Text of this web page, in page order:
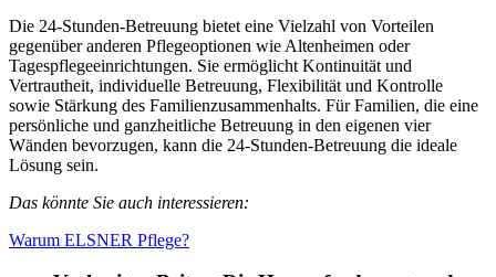
Die 24-Stunden-Betreuung bietet eine Vielzahl von Vorteilen
gegenüber anderen Pflegeoptionen wie Altenheimen oder
Tagespflegeeinrichtungen. Sie ermöglicht Kontinuität und
Vertrautheit, individuelle Betreuung, Flexibilität und Kontrolle
sowie Stärkung des Familienzusammenhalts. Für Familien, die eine
persönliche und ganzheitliche Betreuung in den eigenen vier
Wänden bevorzugen, kann die 24-Stunden-Betreuung die ideale
Lösung sein.
Das könnte Sie auch interessieren:
Warum ELSNER Pflege?